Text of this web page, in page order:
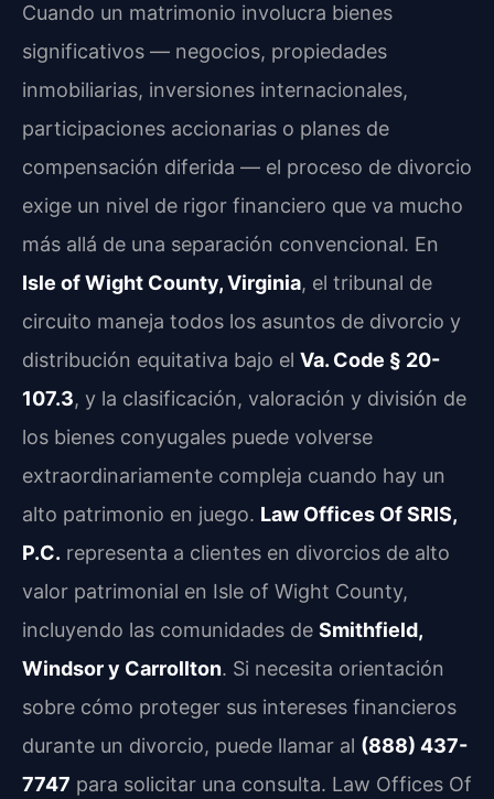
Cuando un matrimonio involucra bienes
significativos — negocios, propiedades
inmobiliarias, inversiones internacionales,
participaciones accionarias o planes de
compensación diferida — el proceso de divorcio
exige un nivel de rigor financiero que va mucho
más allá de una separación convencional. En
Isle of Wight County, Virginia, el tribunal de
circuito maneja todos los asuntos de divorcio y
distribución equitativa bajo el Va. Code § 20-
107.3, y la clasificación, valoración y división de
los bienes conyugales puede volverse
extraordinariamente compleja cuando hay un
alto patrimonio en juego. Law Offices Of SRIS,
P.C. representa a clientes en divorcios de alto
valor patrimonial en Isle of Wight County,
incluyendo las comunidades de Smithfield,
Windsor y Carrollton. Si necesita orientación
sobre cómo proteger sus intereses financieros
durante un divorcio, puede llamar al (888) 437-
7747 para solicitar una consulta. Law Offices Of